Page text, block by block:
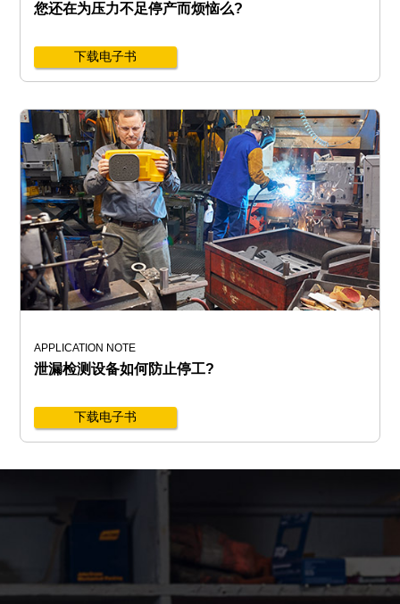
您还在为压力不足停产而烦恼么?
下载电子书
APPLICATION NOTE
泄漏检测设备如何防止停工?
下载电子书